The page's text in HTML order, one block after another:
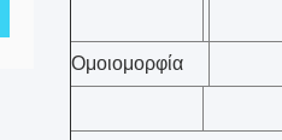
Ομοιομορφία